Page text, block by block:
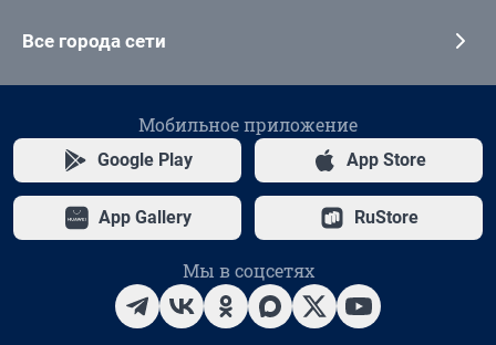
Все города сети
Мобильное приложение
Google Play App Store
App Gallery RuStore
Мы в соцсетях